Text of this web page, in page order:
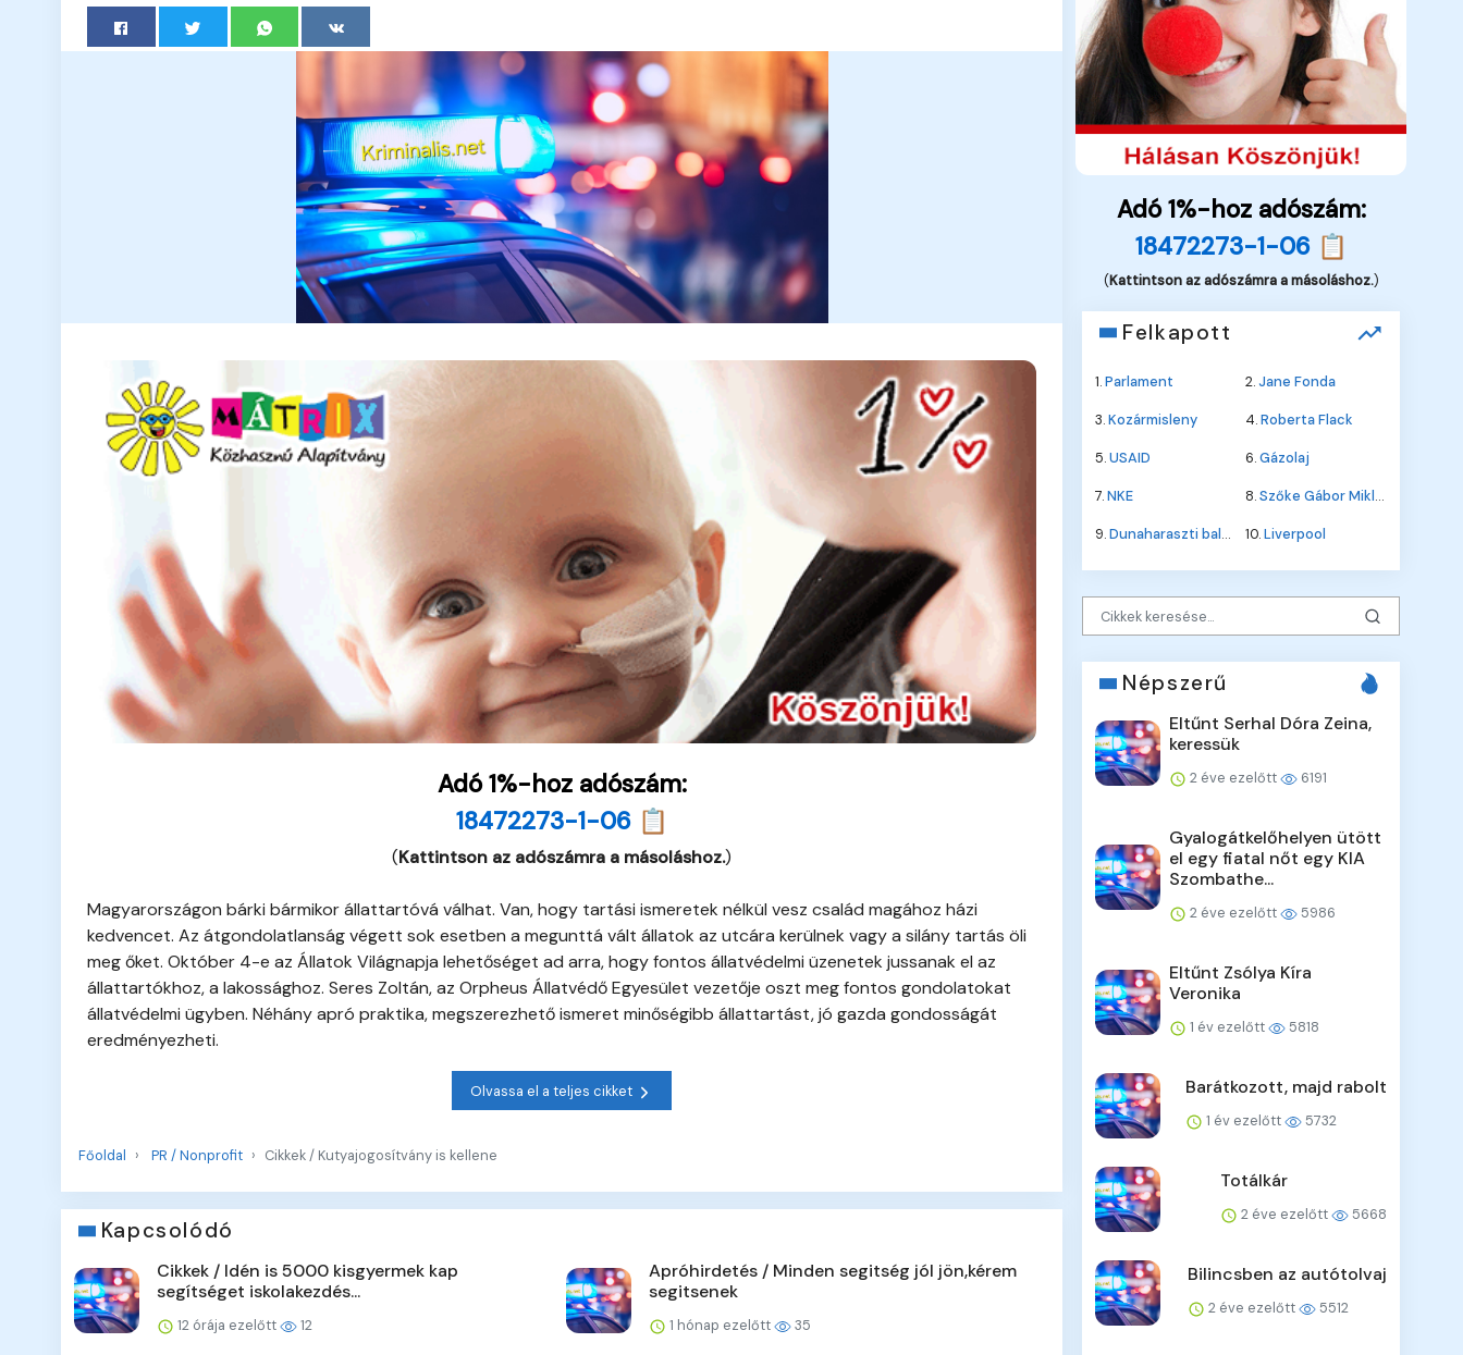
Adó 1%-hoz adószám:
18472273-1-06 📋
(Kattintson az adószámra a másoláshoz.)
Magyarországon bárki bármikor állattartóvá válhat. Van, hogy tartási ismeretek nélkül vesz család magához házi
kedvencet. Az átgondolatlanság végett sok esetben a megunttá vált állatok az utcára kerülnek vagy a silány tartás öli
meg őket. Október 4-e az Állatok Világnapja lehetőséget ad arra, hogy fontos állatvédelmi üzenetek jussanak el az
állattartókhoz, a lakossághoz. Seres Zoltán, az Orpheus Állatvédő Egyesület vezetője oszt meg fontos gondolatokat
állatvédelmi ügyben. Néhány apró praktika, megszerezhető ismeret minőségibb állattartást, jó gazda gondosságát
eredményezheti.
Olvassa el a teljes cikket
Főoldal PR / Nonprofit Cikkek / Kutyajogosítvány is kellene
Kapcsolódó
Cikkek / Idén is 5000 kisgyermek kap
segítséget iskolakezdés...
12 órája ezelőtt 12
Apróhirdetés / Minden segitség jól jön,kérem
segitsenek
1 hónap ezelőtt 35
Adó 1%-hoz adószám:
18472273-1-06 📋
(Kattintson az adószámra a másoláshoz.)
Felkapott
1.Parlament 2.Jane Fonda
3.Kozármisleny 4.Roberta Flack
5.USAID 6.Gázolaj
7.NKE 8.Szőke Gábor Miklós
9.Dunaharaszti baleset 10.Liverpool
Népszerű
Eltűnt Serhal Dóra Zeina,
keressük
2 éve ezelőtt 6191
Gyalogátkelőhelyen ütött
el egy fiatal nőt egy KIA
Szombathe...
2 éve ezelőtt 5986
Eltűnt Zsólya Kíra
Veronika
1 év ezelőtt 5818
Barátkozott, majd rabolt
1 év ezelőtt 5732
Totálkár
2 éve ezelőtt 5668
Bilincsben az autótolvaj
2 éve ezelőtt 5512